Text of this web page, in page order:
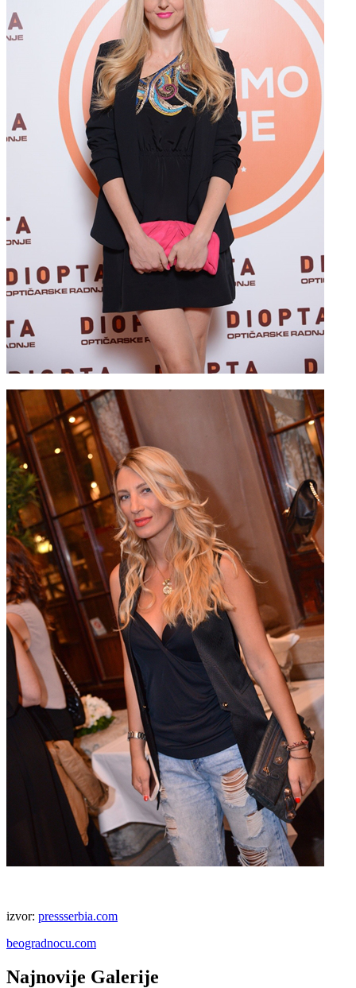
izvor: pressserbia.com
beogradnocu.com
Najnovije Galerije